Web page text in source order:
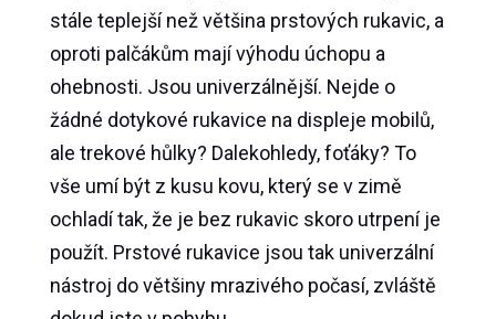
stále teplejší než většina prstových rukavic, a
oproti palčákům mají výhodu úchopu a
ohebnosti. Jsou univerzálnější. Nejde o
žádné dotykové rukavice na displeje mobilů,
ale trekové hůlky? Dalekohledy, foťáky? To
vše umí být z kusu kovu, který se v zimě
ochladí tak, že je bez rukavic skoro utrpení je
použít. Prstové rukavice jsou tak univerzální
nástroj do většiny mrazivého počasí, zvláště